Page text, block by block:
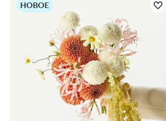
Цветы букета:
НОВОЕ